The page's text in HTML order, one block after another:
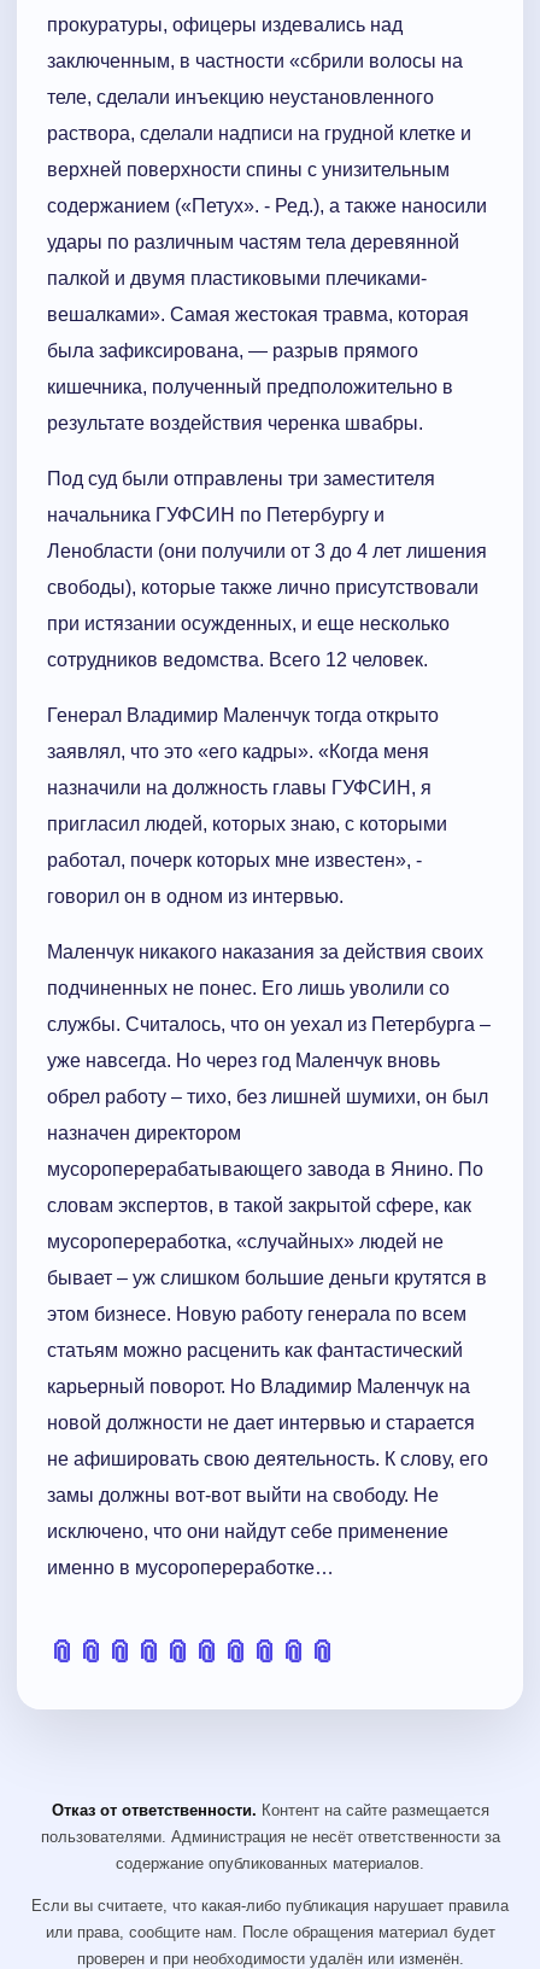
прокуратуры, офицеры издевались над
заключенным, в частности «сбрили волосы на
теле, сделали инъекцию неустановленного
раствора, сделали надписи на грудной клетке и
верхней поверхности спины с унизительным
содержанием («Петух». - Ред.), а также наносили
удары по различным частям тела деревянной
палкой и двумя пластиковыми плечиками-
вешалками». Самая жестокая травма, которая
была зафиксирована, — разрыв прямого
кишечника, полученный предположительно в
результате воздействия черенка швабры.
Под суд были отправлены три заместителя
начальника ГУФСИН по Петербургу и
Ленобласти (они получили от 3 до 4 лет лишения
свободы), которые также лично присутствовали
при истязании осужденных, и еще несколько
сотрудников ведомства. Всего 12 человек.
Генерал Владимир Маленчук тогда открыто
заявлял, что это «его кадры». «Когда меня
назначили на должность главы ГУФСИН, я
пригласил людей, которых знаю, с которыми
работал, почерк которых мне известен», -
говорил он в одном из интервью.
Маленчук никакого наказания за действия своих
подчиненных не понес. Его лишь уволили со
службы. Считалось, что он уехал из Петербурга –
уже навсегда. Но через год Маленчук вновь
обрел работу – тихо, без лишней шумихи, он был
назначен директором
мусороперерабатывающего завода в Янино. По
словам экспертов, в такой закрытой сфере, как
мусоропереработка, «случайных» людей не
бывает – уж слишком большие деньги крутятся в
этом бизнесе. Новую работу генерала по всем
статьям можно расценить как фантастический
карьерный поворот. Но Владимир Маленчук на
новой должности не дает интервью и старается
не афишировать свою деятельность. К слову, его
замы должны вот-вот выйти на свободу. Не
исключено, что они найдут себе применение
именно в мусоропереработке…
📎 📎 📎 📎 📎 📎 📎 📎 📎 📎
Отказ от ответственности. Контент на сайте размещается
пользователями. Администрация не несёт ответственности за
содержание опубликованных материалов.
Если вы считаете, что какая-либо публикация нарушает правила
или права, сообщите нам. После обращения материал будет
проверен и при необходимости удалён или изменён.